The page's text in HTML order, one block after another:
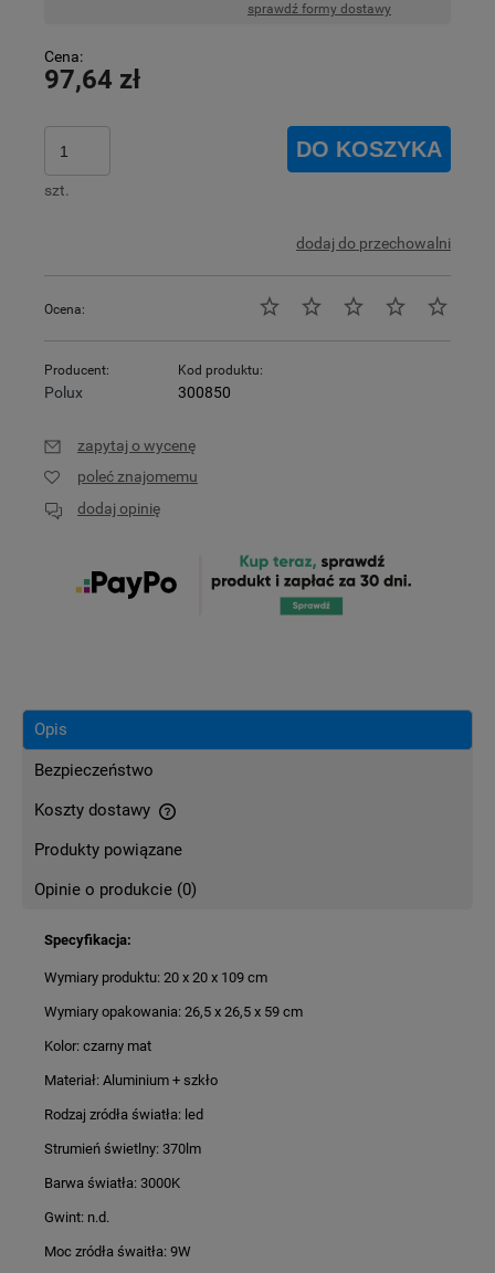
Cena nie zawiera ewentualnych kosztów płatności
sprawdź formy dostawy
Cena:
97,64 zł
szt.
DO KOSZYKA
dodaj do przechowalni
Ocena:
Producent:
Polux
Kod produktu:
300850
zapytaj o wycenę
poleć znajomemu
dodaj opinię
Opis
Bezpieczeństwo
Koszty dostawy
Cena nie zawiera ewentualnych kosztów płatności
Produkty powiązane
Opinie o produkcie (0)
Specyfikacja:
Wymiary produktu: 20 x 20 x 109 cm
Wymiary opakowania: 26,5 x 26,5 x 59 cm
Kolor: czarny mat
Materiał: Aluminium + szkło
Rodzaj zródła światła: led
Strumień świetlny: 370lm
Barwa światła: 3000K
Gwint: n.d.
Moc zródła śwaitła: 9W